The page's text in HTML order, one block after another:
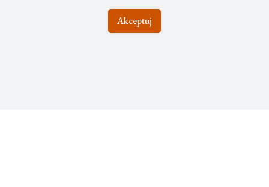
Akceptuj
Twoje dane będą wykorzystywane zgodnie z naszą polityką
prywatności